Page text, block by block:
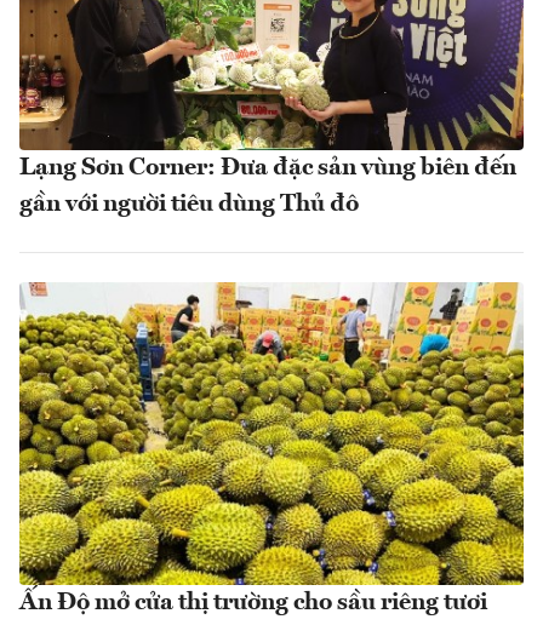
Lạng Sơn Corner: Đưa đặc sản vùng biên đến
gần với người tiêu dùng Thủ đô
Ấn Độ mở cửa thị trường cho sầu riêng tươi